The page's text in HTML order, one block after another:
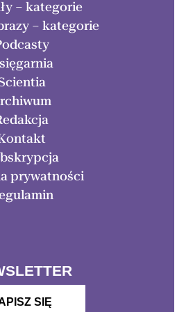
– kategorie
– kategorie
prywatności
SIĘ